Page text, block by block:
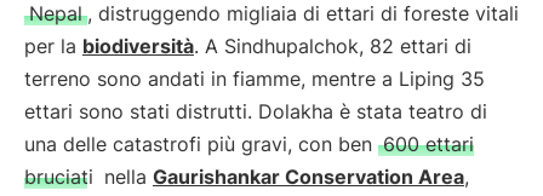
Nepal , distruggendo migliaia di ettari di foreste vitali
per la biodiversità. A Sindhupalchok, 82 ettari di
terreno sono andati in fiamme, mentre a Liping 35
ettari sono stati distrutti. Dolakha è stata teatro di
una delle catastrofi più gravi, con ben 600 ettari
bruciati nella Gaurishankar Conservation Area,